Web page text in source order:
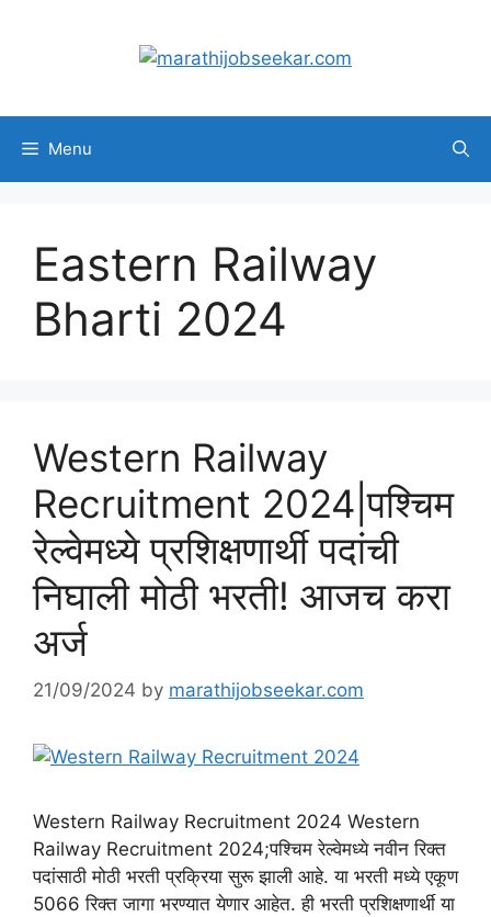
Menu
Eastern Railway
Bharti 2024
Western Railway
Recruitment 2024|पश्चिम
रेल्वेमध्ये प्रशिक्षणार्थी पदांची
निघाली मोठी भरती! आजच करा
अर्ज
21/09/2024 by marathijobseekar.com
Western Railway Recruitment 2024 Western
Railway Recruitment 2024;पश्चिम रेल्वेमध्ये नवीन रिक्त
पदांसाठी मोठी भरती प्रक्रिया सुरू झाली आहे. या भरती मध्ये एकूण
5066 रिक्त जागा भरण्यात येणार आहेत. ही भरती प्रशिक्षणार्थी या